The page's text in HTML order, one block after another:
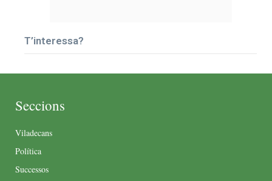
T’interessa?
Seccions
Viladecans
Política
Successos